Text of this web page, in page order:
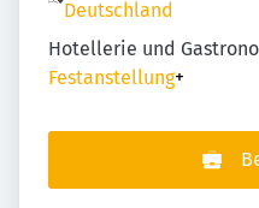
Deutschland
Hotellerie und
Festanstellung+